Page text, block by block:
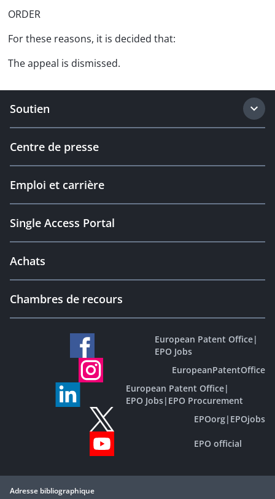
ORDER
For these reasons, it is decided that:
The appeal is dismissed.
Soutien
Centre de presse
Emploi et carrière
Single Access Portal
Achats
Chambres de recours
European Patent Office|
EPO Jobs
EuropeanPatentOffice
European Patent Office|
EPO Jobs| EPO Procurement
EPOorg| EPOjobs
EPO official
Adresse bibliographique